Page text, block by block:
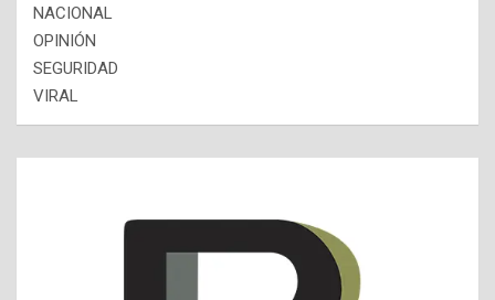
NACIONAL
OPINIÓN
SEGURIDAD
VIRAL